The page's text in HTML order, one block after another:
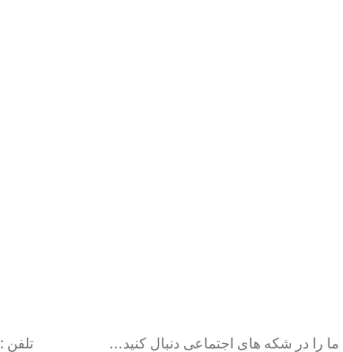
ما را در شکه های اجتماعی دنبال کنید… تلفن : 22212127